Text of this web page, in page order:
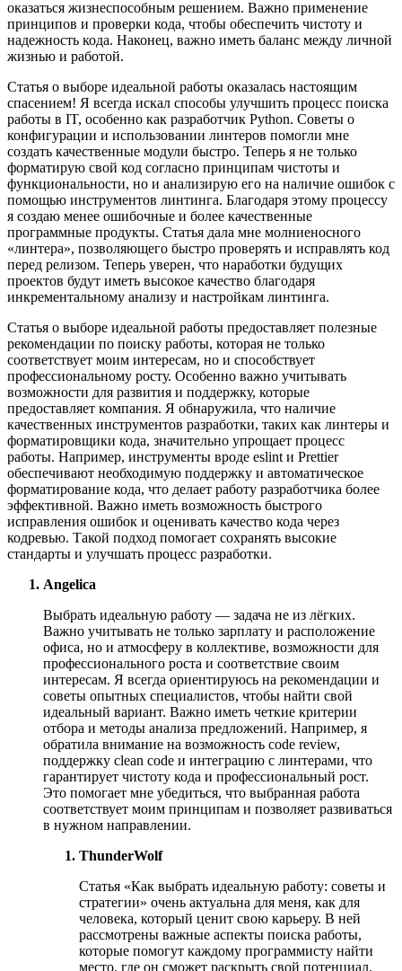
оказаться жизнеспособным решением. Важно применение
принципов и проверки кода, чтобы обеспечить чистоту и
надежность кода. Наконец, важно иметь баланс между личной
жизнью и работой.
Статья о выборе идеальной работы оказалась настоящим
спасением! Я всегда искал способы улучшить процесс поиска
работы в IT, особенно как разработчик Python. Советы о
конфигурации и использовании линтеров помогли мне
создать качественные модули быстро. Теперь я не только
форматирую свой код согласно принципам чистоты и
функциональности, но и анализирую его на наличие ошибок с
помощью инструментов линтинга. Благодаря этому процессу
я создаю менее ошибочные и более качественные
программные продукты. Статья дала мне молниеносного
«линтера», позволяющего быстро проверять и исправлять код
перед релизом. Теперь уверен, что наработки будущих
проектов будут иметь высокое качество благодаря
инкрементальному анализу и настройкам линтинга.
Статья о выборе идеальной работы предоставляет полезные
рекомендации по поиску работы, которая не только
соответствует моим интересам, но и способствует
профессиональному росту. Особенно важно учитывать
возможности для развития и поддержку, которые
предоставляет компания. Я обнаружила, что наличие
качественных инструментов разработки, таких как линтеры и
форматировщики кода, значительно упрощает процесс
работы. Например, инструменты вроде eslint и Prettier
обеспечивают необходимую поддержку и автоматическое
форматирование кода, что делает работу разработчика более
эффективной. Важно иметь возможность быстрого
исправления ошибок и оценивать качество кода через
кодревью. Такой подход помогает сохранять высокие
стандарты и улучшать процесс разработки.
Angelica
Выбрать идеальную работу — задача не из лёгких.
Важно учитывать не только зарплату и расположение
офиса, но и атмосферу в коллективе, возможности для
профессионального роста и соответствие своим
интересам. Я всегда ориентируюсь на рекомендации и
советы опытных специалистов, чтобы найти свой
идеальный вариант. Важно иметь четкие критерии
отбора и методы анализа предложений. Например, я
обратила внимание на возможность code review,
поддержку clean code и интеграцию с линтерами, что
гарантирует чистоту кода и профессиональный рост.
Это помогает мне убедиться, что выбранная работа
соответствует моим принципам и позволяет развиваться
в нужном направлении.
ThunderWolf
Статья «Как выбрать идеальную работу: советы и
стратегии» очень актуальна для меня, как для
человека, который ценит свою карьеру. В ней
рассмотрены важные аспекты поиска работы,
которые помогут каждому программисту найти
место, где он сможет раскрыть свой потенциал.